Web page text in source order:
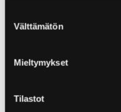
valinta
Välttämätön
Mieltymykset
Tilastot